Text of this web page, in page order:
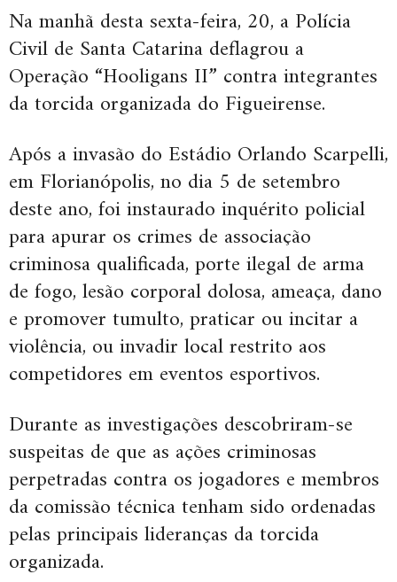
Na manhã desta sexta-feira, 20, a Polícia
Civil de Santa Catarina deflagrou a
Operação “Hooligans II” contra integrantes
da torcida organizada do Figueirense.
Após a invasão do Estádio Orlando Scarpelli,
em Florianópolis, no dia 5 de setembro
deste ano, foi instaurado inquérito policial
para apurar os crimes de associação
criminosa qualificada, porte ilegal de arma
de fogo, lesão corporal dolosa, ameaça, dano
e promover tumulto, praticar ou incitar a
violência, ou invadir local restrito aos
competidores em eventos esportivos.
Durante as investigações descobriram-se
suspeitas de que as ações criminosas
perpetradas contra os jogadores e membros
da comissão técnica tenham sido ordenadas
pelas principais lideranças da torcida
organizada.